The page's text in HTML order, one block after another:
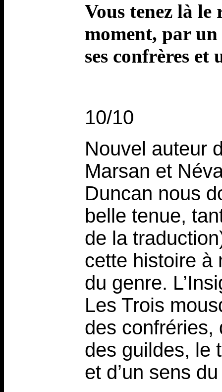
Vous tenez là
moment, par
ses confrères et
10/10
Nouvel auteur
Marsan et
Duncan nous
belle tenue,
de la
cette histoire à
du genre.
Les Trois
des confréries,
des guildes, le
et d’un sens